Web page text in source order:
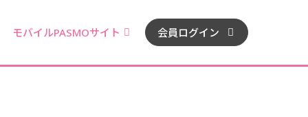
モバイルPASMOサイト 会員ログイン